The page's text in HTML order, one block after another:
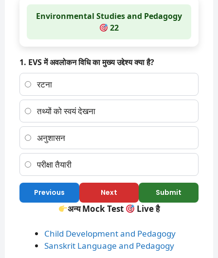
Environmental Studies and Pedagogy
22
1. EVS में अवलोकन विधि का मुख्य उद्देश्य क्या है?
रटना
तथ्यों को स्वयं देखना
अनुशासन
परीक्षा तैयारी
Previous Next Submit
अन्य Mock Test Live है
Child Development and Pedagogy
Sanskrit Language and Pedagogy